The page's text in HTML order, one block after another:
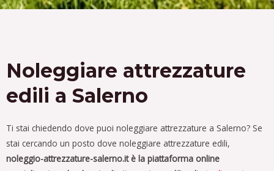
Noleggiare attrezzature
edili a Salerno
Ti stai chiedendo dove puoi noleggiare attrezzature a Salerno? Se
stai cercando un posto dove noleggiare attrezzature edili,
noleggio-attrezzature-salerno.it è la piattaforma online